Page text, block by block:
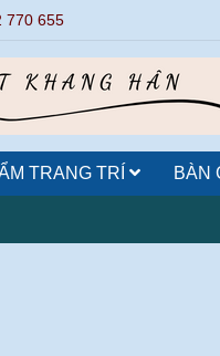
770 655
TRANG TRÍ BÀN